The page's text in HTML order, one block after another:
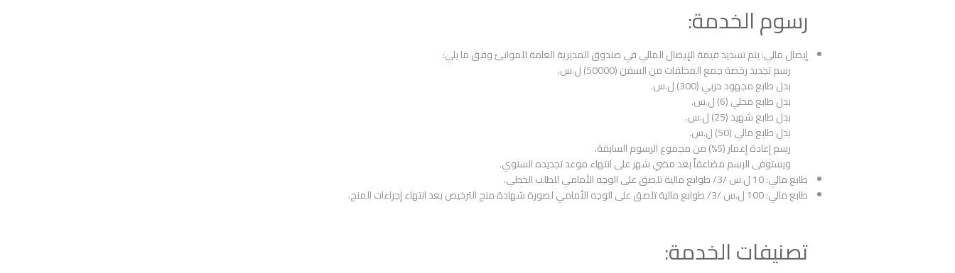
رسوم الخدمة:
إيصال مالي: يتم تسديد قيمة الإيصال المالي في صندوق المديرية العامة للموانئ وفق ما يلي:
رسم تجديد رخصة جمع المخلفات من السفن (50000) ل.س.
بدل طابع مجهود حربي (300) ل.س.
بدل طابع محلي (6) ل.س.
بدل طابع شهيد (25) ل.س.
بدل طابع مالي (50) ل.س.
رسم إعادة إعمار (5%) من مجموع الرسوم السابقة.
ويستوفى الرسم مضاعفاً بعد مضي شهر على انتهاء موعد تجديده السنوي.
طابع مالي: 10 ل.س /3/ طوابع مالية تلصق على الوجه الأمامي للطلب الخطي.
طابع مالي: 100 ل.س /3/ طوابع مالية تلصق على الوجه الأمامي لصورة شهادة منح الترخيص بعد انتهاء إجراءات المنح.
تصنيفات الخدمة: